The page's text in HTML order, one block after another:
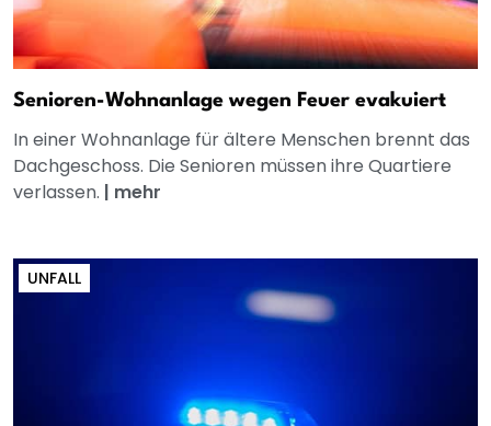
Senioren-Wohnanlage wegen Feuer evakuiert
In einer Wohnanlage für ältere Menschen brennt das
Dachgeschoss. Die Senioren müssen ihre Quartiere
verlassen. | mehr
UNFALL